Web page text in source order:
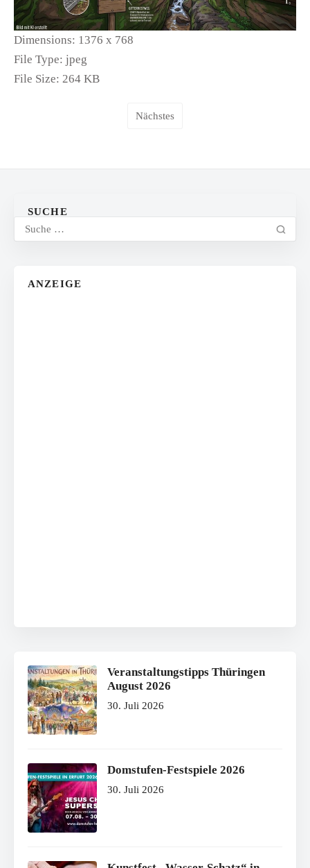
Dimensions: 1376 x 768
File Type: jpeg
File Size: 264 KB
Nächstes
SUCHE
ANZEIGE
Veranstaltungstipps Thüringen
August 2026
30. Juli 2026
Domstufen-Festspiele 2026
30. Juli 2026